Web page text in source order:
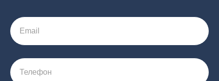
Email
Телефон